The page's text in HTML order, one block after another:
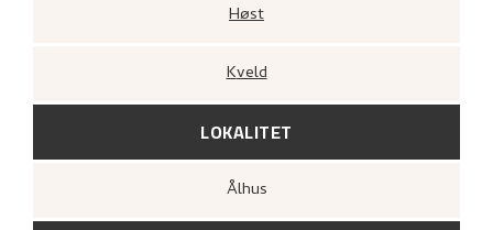
Høst
Kveld
LOKALITET
Ålhus